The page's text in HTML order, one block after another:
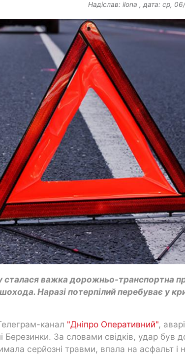
Надіслав: ilona , дата: ср,
сталася важка дорожньо-транспортна
Наразі потерпілий перебуває у
канал "Дніпро Оперативний",
Березинки. За словами свідків, удар був
серйозні травми, впала на асфальт і